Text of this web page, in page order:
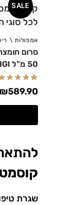
SALE
אמפולות \
50 מ"ל GIGI ג'יג'י
₪589.90
שגרת